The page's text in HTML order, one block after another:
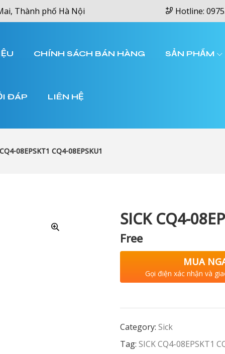
Thành phố Hà Nội Hotline:
CHÍNH SÁCH BÁN HÀNG SẢN PHẨM
ĐÁP LIÊN HỆ
08EPSKT1 CQ4-08EPSKU1
SICK CQ4-
Free
MUA
Gọi điện xác nhận và
Category: Sick
Tag: SICK CQ4-08EPSKT1